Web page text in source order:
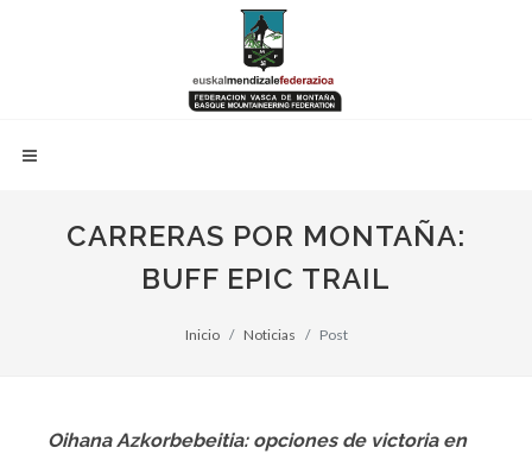
CARRERAS POR MONTAÑA:
BUFF EPIC TRAIL
Inicio Noticias Post
Oihana Azkorbebeitia: opciones de victoria en